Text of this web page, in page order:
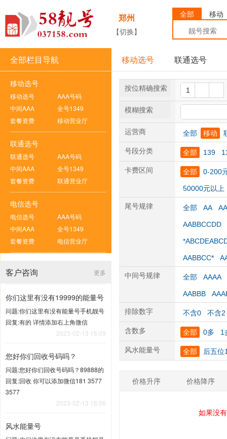
郑州
【切换】
全部 移动
全部栏目导航 移动选号 联通选号
移动选号
移动选号
AAA号码
中间AAA
全号1349
套餐资费
移动营业厅
联通选号
联通选号
AAA号码
中间AAA
全号1349
套餐资费
联通营业厅
电信选号
电信选号
AAA号码
中间AAA
全号1349
套餐资费
电信营业厅
更多
客户咨询
你们这里有没有19999的能量号
问题:你们这里有没有能量号手机靓号
回复:有的 详情添加右上角微信
2023-02-13 16:09
您好你们回收号码吗？
问题:您好你们回收号码吗？89888的
回复:回收 你可以添加微信181 3577
3577
2023-02-13 16:06
风水能量号
按位精确搜索
模糊搜索
运营商 全部 移动
号段分类 全部 139
卡费区间 全部 0-200
50000元以上
尾号规律 全部 AA
AABBCCDD
AABBCC*
中间号规律 全部 AAAA
AABBB
排除数字 不含0 不含2
含数多 全部 0多 1
风水能量号 全部 后五位
价格升序 价格降序
如果没